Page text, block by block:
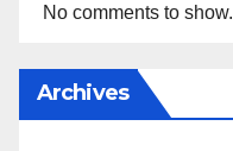
No comments to show.
Archives